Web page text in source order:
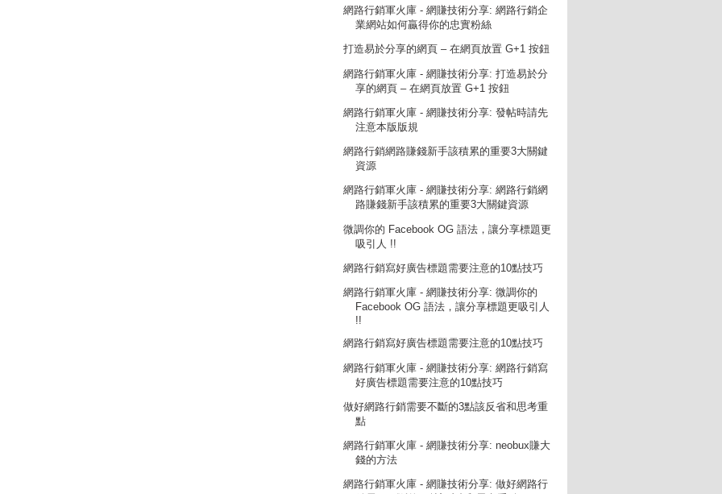
網路行銷軍火庫 - 網賺技術分享: 網路行銷企
業網站如何贏得你的忠實粉絲
打造易於分享的網頁 – 在網頁放置 G+1 按鈕
網路行銷軍火庫 - 網賺技術分享: 打造易於分
享的網頁 – 在網頁放置 G+1 按鈕
網路行銷軍火庫 - 網賺技術分享: 發帖時請先
注意本版版規
網路行銷網路賺錢新手該積累的重要3大關鍵
資源
網路行銷軍火庫 - 網賺技術分享: 網路行銷網
路賺錢新手該積累的重要3大關鍵資源
微調你的 Facebook OG 語法，讓分享標題更
吸引人 !!
網路行銷寫好廣告標題需要注意的10點技巧
網路行銷軍火庫 - 網賺技術分享: 微調你的
Facebook OG 語法，讓分享標題更吸引人
!!
網路行銷寫好廣告標題需要注意的10點技巧
網路行銷軍火庫 - 網賺技術分享: 網路行銷寫
好廣告標題需要注意的10點技巧
做好網路行銷需要不斷的3點該反省和思考重
點
網路行銷軍火庫 - 網賺技術分享: neobux賺大
錢的方法
網路行銷軍火庫 - 網賺技術分享: 做好網路行